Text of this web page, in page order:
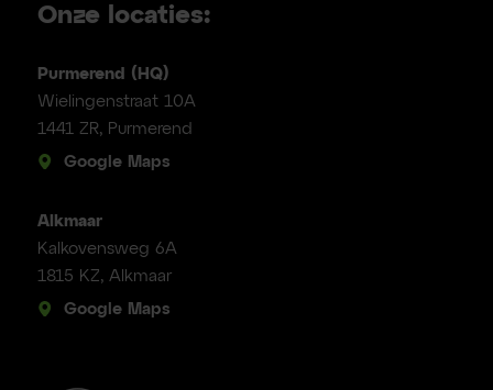
Onze locaties:
Purmerend (HQ)
Wielingenstraat 10A
1441 ZR, Purmerend
Google Maps
Alkmaar
Kalkovensweg 6A
1815 KZ, Alkmaar
Google Maps